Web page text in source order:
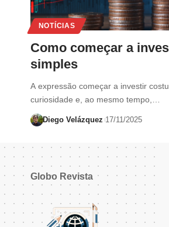
NOTÍCIAS
Como começar a
simples
A expressão começar a investir
curiosidade e, ao mesmo tempo,…
Diego Velázquez 17/11/2025
Globo Revista